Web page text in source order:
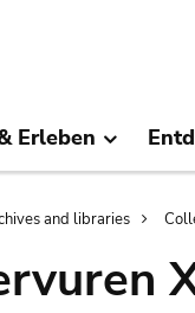
Erleben
and libraries